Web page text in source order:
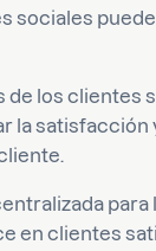
sociales
de los clientes
la
en clientes